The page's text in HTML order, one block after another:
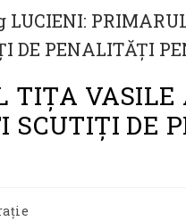
TIȚA
SCUTIȚI DE